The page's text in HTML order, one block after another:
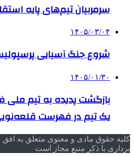
سرمربیان تیم‌های پایه
۱۴۰۵/۰۳/۰۴
شروع جنگ آسیایی
۱۴۰۵/۰۱/۳۰
بازگشت پدیده به تیم ملی
یک تیم در فهرست
کلیه حقوق مادی و معنوی متعلق به
برداری با ذکر منبع مجاز است